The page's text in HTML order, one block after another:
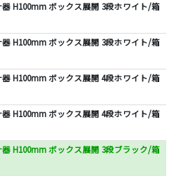
H100mm ボックス展開 3段ホワイト/箱
H100mm ボックス展開 3段ホワイト/箱
H100mm ボックス展開 4段ホワイト/箱
H100mm ボックス展開 4段ホワイト/箱
H100mm ボックス展開 3段ブラック/箱